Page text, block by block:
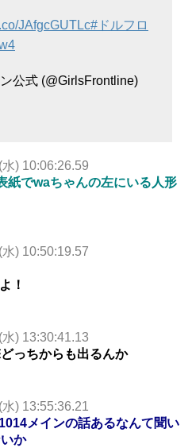
JAfgcGUTLc#ドルフロ
公式 (@GirlsFrontline)
) 10:06:26.59
紙でwaちゃんの左にいる人形
) 10:50:19.57
！
) 13:30:41.13
っちからも出るんか
) 13:55:36.21
メインの話あるなんて聞い
か